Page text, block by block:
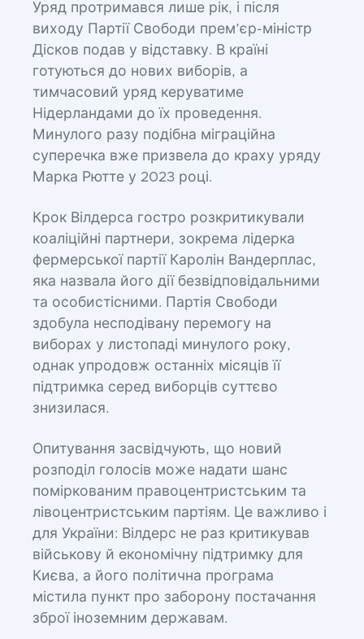
Уряд протримався лише рік, і після
виходу Партії Свободи прем’єр-міністр
Дісков подав у відставку. В країні
готуються до нових виборів, а
тимчасовий уряд керуватиме
Нідерландами до їх проведення.
Минулого разу подібна міграційна
суперечка вже призвела до краху уряду
Марка Рютте у 2023 році.
Крок Вілдерса гостро розкритикували
коаліційні партнери, зокрема лідерка
фермерської партії Каролін Вандерплас,
яка назвала його дії безвідповідальними
та особистісними. Партія Свободи
здобула несподівану перемогу на
виборах у листопаді минулого року,
однак упродовж останніх місяців її
підтримка серед виборців суттєво
знизилася.
Опитування засвідчують, що новий
розподіл голосів може надати шанс
поміркованим правоцентристським та
лівоцентристським партіям. Це важливо і
для України: Вілдерс не раз критикував
військову й економічну підтримку для
Києва, а його політична програма
містила пункт про заборону постачання
зброї іноземним державам.